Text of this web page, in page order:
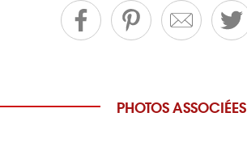
PHOTOS ASSOCIÉES